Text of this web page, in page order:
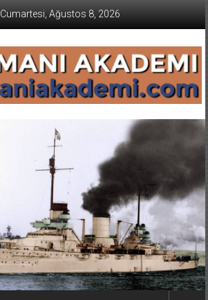
Cumartesi, Ağustos 8, 2026